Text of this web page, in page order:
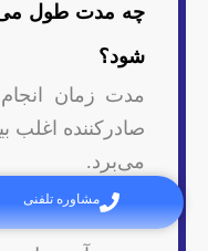
چه مدت طول می
شود؟
مدت زمان
صادرکننده اغلب
می‌برد.
هزینه آپوستیل
مشاوره تلفنی